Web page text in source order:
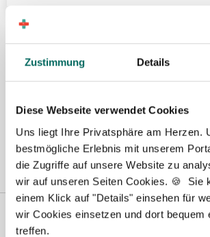
Zustimmung Details
Diese Webseite verwendet Cookies
Uns liegt Ihre Privatsphäre am Herzen.
bestmögliche Erlebnis mit unserem
die Zugriffe auf unsere Website zu
wir auf unseren Seiten Cookies. 🍪 Sie
einem Klick auf "Details" einsehen für
wir Cookies einsetzen und dort bequem
treffen.
Hier finden Sie aktuelle
Aachen|Augsburg|Bautzen|Berlin|Bielefeld
Konstanz |Lübeck| Mönchengladbach|München
Westfalica|Regensburg|Schweinfurt |Stuttgart